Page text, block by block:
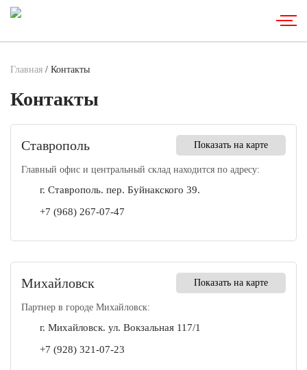
Главная / Контакты
Контакты
Ставрополь Показать на карте
Главный офис и центральный склад находится по адресу:
г. Ставрополь. пер. Буйнакского 39.
+7 (968) 267-07-47
Михайловск Показать на карте
Партнер в городе Михайловск:
г. Михайловск. ул. Вокзальная 117/1
+7 (928) 321-07-23